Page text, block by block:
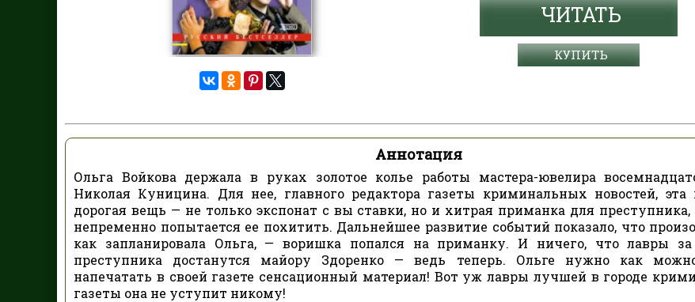
ЧИТАТЬ
КУПИТЬ
Аннотация
Ольга Войкова держала в руках золотое колье работы мастера-ювелира
Николая Куницина. Для нее, главного редактора газеты криминальных новостей, эта
дорогая вещь — не только экспонат с вы ставки, но и хитрая приманка для
непременно попытается ее похитить. Дальнейшее развитие событий показало, что
как запланировала Ольга, — воришка попался на приманку. И ничего, что лавры
преступника достанутся майору Здоренко — ведь теперь. Ольге нужно как
напечатать в своей газете сенсационный материал! Вот уж лавры лучшей в городе
газеты она не уступит никому!